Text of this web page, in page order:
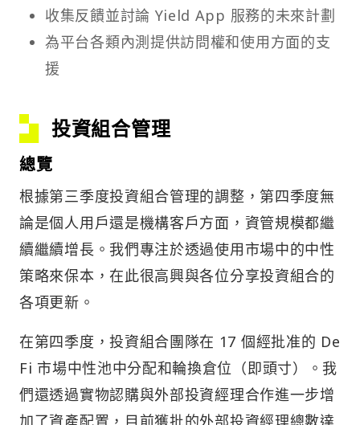
收集反饋並討論 Yield App 服務的未來計劃
為平台各類內測提供訪問權和使用方面的支
援
投資組合管理
總覽
根據第三季度投資組合管理的調整，第四季度無
論是個人用戶還是機構客戶方面，資管規模都繼
續繼續增長。我們專注於透過使用市場中的中性
策略來保本，在此很高興與各位分享投資組合的
各項更新。
在第四季度，投資組合團隊在 17 個經批准的 De
Fi 市場中性池中分配和輪換倉位（即頭寸）。我
們還透過實物認購與外部投資經理合作進一步增